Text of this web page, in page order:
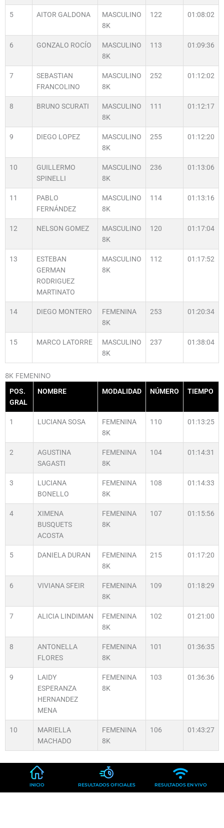
5 AITOR GALDONA
MASCULINO
8K
122 01:08:02
6 GONZALO ROCÍO
MASCULINO
8K
113 01:09:36
7
SEBASTIAN
FRANCOLINO
MASCULINO
8K
252 01:12:02
8 BRUNO SCURATI
MASCULINO
8K
111 01:12:17
9 DIEGO LOPEZ
MASCULINO
8K
255 01:12:20
10
GUILLERMO
SPINELLI
MASCULINO
8K
236 01:13:06
11
PABLO
FERNÁNDEZ
MASCULINO
8K
114 01:13:16
12 NELSON GOMEZ
MASCULINO
8K
120 01:17:04
13
ESTEBAN
GERMAN
RODRIGUEZ
MARTINATO
MASCULINO
8K
112 01:17:52
14 DIEGO MONTERO
FEMENINA
8K
253 01:20:34
15 MARCO LATORRE
MASCULINO
8K
237 01:38:04
8K FEMENINO
POS.
GRAL
NOMBRE MODALIDAD NÚMERO TIEMPO
1 LUCIANA SOSA
FEMENINA
8K
110 01:13:25
2
AGUSTINA
SAGASTI
FEMENINA
8K
104 01:14:31
3
LUCIANA
BONELLO
FEMENINA
8K
108 01:14:33
4
XIMENA
BUSQUETS
ACOSTA
FEMENINA
8K
107 01:15:56
5 DANIELA DURAN
FEMENINA
8K
215 01:17:20
6 VIVIANA SFEIR
FEMENINA
8K
109 01:18:29
7 ALICIA LINDIMAN
FEMENINA
8K
102 01:21:00
8
ANTONELLA
FLORES
FEMENINA
8K
101 01:36:35
9
LAIDY
ESPERANZA
HERNANDEZ
MENA
FEMENINA
8K
103 01:36:36
10
MARIELLA
MACHADO
FEMENINA
8K
106 01:43:27
INICIO RESULTADOS OFICIALES RESULTADOS EN VIVO